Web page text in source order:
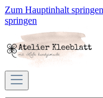
Zum Hauptinhalt springen
springen